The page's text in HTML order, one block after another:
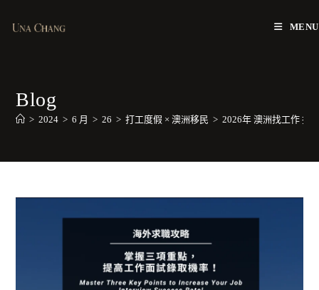
MENU
Blog
> 2024 > 6 月 > 26 > 打工度假 × 澳洲移民 > 2026年 澳洲找工作 技